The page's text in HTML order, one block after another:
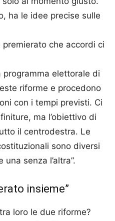
ha le idee precise sulle
che accordi ci
programma elettorale di
riforme e procedono
con i tempi previsti. Ci
ma l’obiettivo di
il centrodestra. Le
sono diversi
senza l’altra”.
insieme”
loro le due riforme?